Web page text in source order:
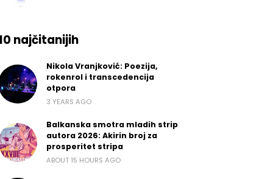
najčitanijih
Nikola Vranjković: Poezija,
rokenrol i transcedencija
otpora
3 YEARS AGO
Balkanska smotra mladih strip
autora 2026: Akirin broj za
prosperitet stripa
ABOUT 15 HOURS AGO